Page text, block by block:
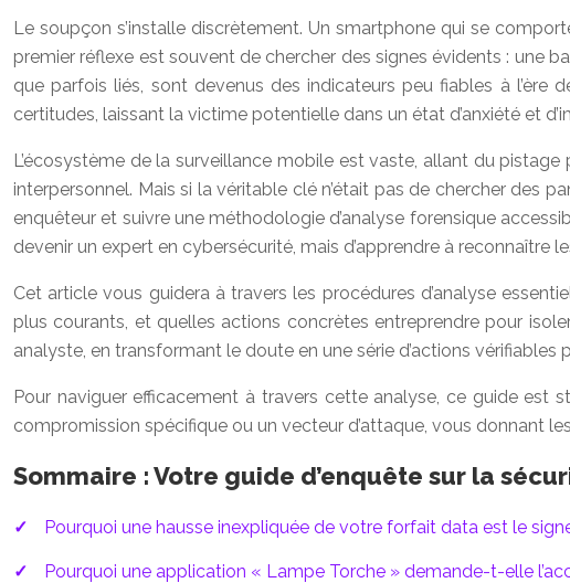
Le soupçon s’installe discrètement. Un smartphone qui se
premier réflexe est souvent de chercher des signes évidents : une
que parfois liés, sont devenus des indicateurs peu fiables à l’ère
certitudes, laissant la victime potentielle dans un état d’anxiété et
L’écosystème de la surveillance mobile est vaste, allant du
interpersonnel. Mais si la véritable clé n’était pas de chercher des
enquêteur et suivre une méthodologie d’analyse forensique
devenir un expert en cybersécurité, mais d’apprendre à reconnaître
Cet article vous guidera à travers les procédures d’analyse
plus courants, et quelles actions concrètes entreprendre pour
analyste, en transformant le doute en une série d’actions
Pour naviguer efficacement à travers cette analyse, ce guide est
compromission spécifique ou un vecteur d’attaque, vous donnant
Sommaire : Votre guide d’enquête sur la
Pourquoi une hausse inexpliquée de votre forfait data est le
Pourquoi une application « Lampe Torche » demande-t-elle